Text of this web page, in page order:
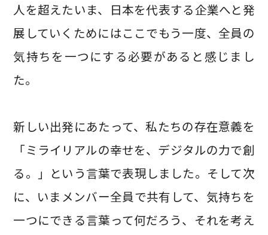
人を超えたいま、日本を代表する企業へと発
展していくためにはここでもう一度、全員の
気持ちを一つにする必要があると感じまし
た。
新しい出発にあたって、私たちの存在意義を
「ミライリアルの幸せを、デジタルの力で創
る。」という言葉で表現しました。そして次
に、いまメンバー全員で共有して、気持ちを
一つにできる言葉って何だろう、それを考え